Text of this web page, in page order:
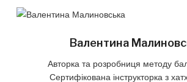
Валентина
Авторка та розробниця методу
Сертифікована інструкторка з